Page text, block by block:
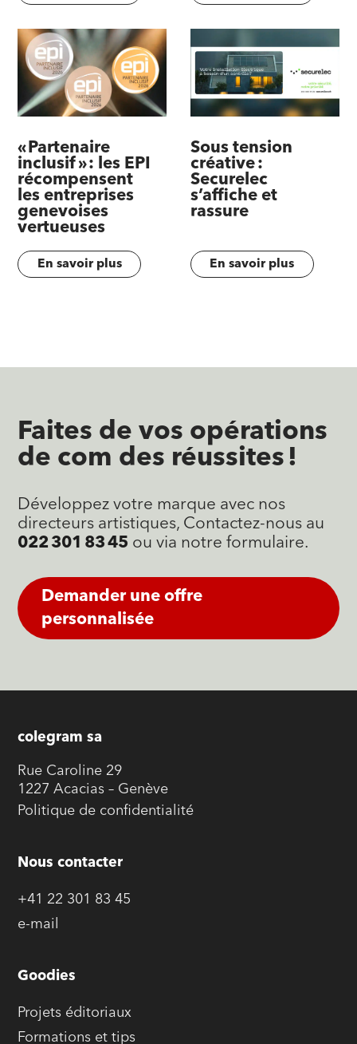
« Partenaire
inclusif » : les EPI
récompensent
les entreprises
genevoises
vertueuses
En savoir plus
Sous tension
créative :
Securelec
s’affiche et
rassure
En savoir plus
Faites de vos opérations
de com des réussites !
Développez votre marque avec nos
directeurs artistiques, Contactez-nous au
022 301 83 45 ou via notre formulaire.
Demander une offre
personnalisée
colegram sa
Rue Caroline 29
1227 Acacias – Genève
Politique de confidentialité
Nous contacter
+41 22 301 83 45
e-mail
Goodies
Projets éditoriaux
Formations et tips